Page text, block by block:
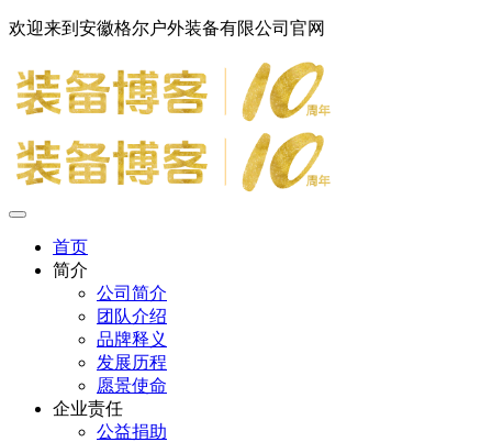
欢迎来到安徽格尔户外装备有限公司官网
首页
简介
公司简介
团队介绍
品牌释义
发展历程
愿景使命
企业责任
公益捐助